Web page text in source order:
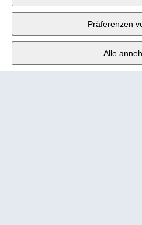
Fabrikstrasse 10, 3176
Mo - Fr
Tel.
Präferenzen
Alle